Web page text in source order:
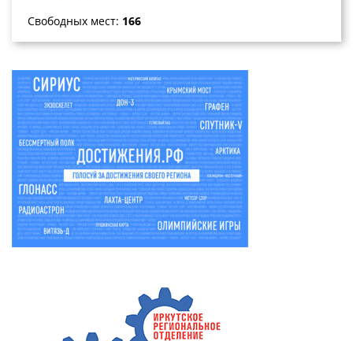
Свободных мест: 166